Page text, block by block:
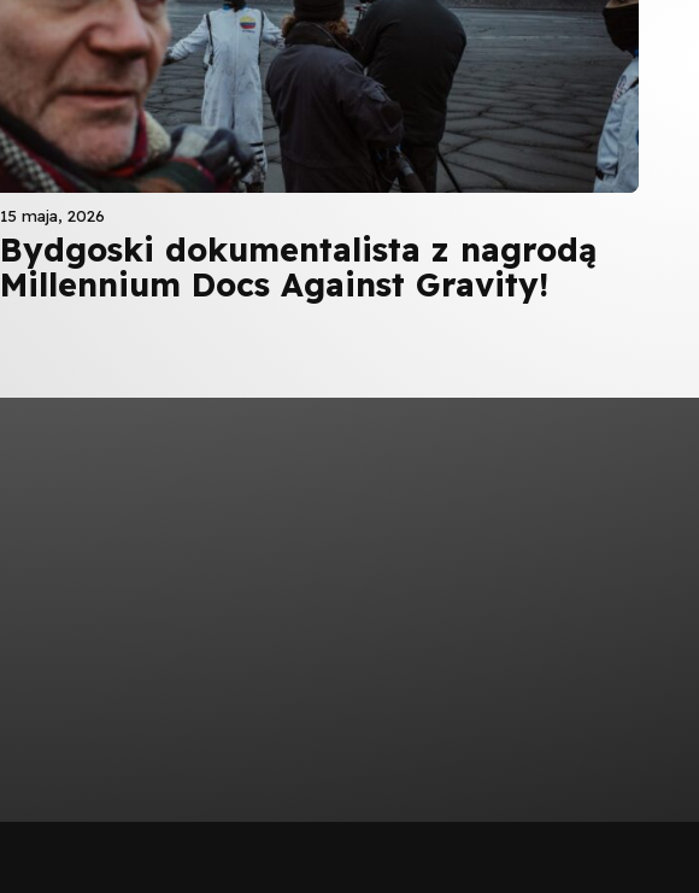
15 maja, 2026
Bydgoski dokumentalista z nagrodą
Millennium Docs Against Gravity!